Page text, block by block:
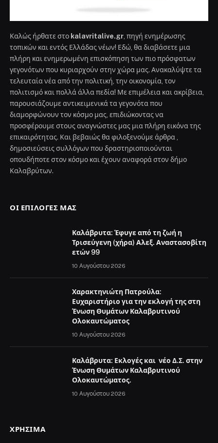
Καλώς ήρθατε στο kalavritalive.gr, πηγή ενημέρωσης
τοπικών και εντός Ελλάδας νέων! Εδώ, θα διαβάσετε μια
πλήρη και ενημερωμένη επισκόπηση των πιο πρόσφατων
γεγονότων που κυριαρχούν στην χώρα μας. Ανακαλύψτε τα
τελευταία νέα από την πολιτική, την οικονομία, τον
πολιτισμό και πολλά άλλα πεδία! Με επιμέλεια και ακρίβεια,
παρουσιάζουμε αντικειμενικά τα γεγονότα που
διαμορφώνουν τον κόσμο μας, επιδιώκοντας να
προσφέρουμε στους αναγνώστες μας μια πλήρη εικόνα της
επικαιρότητας. Και βεβαιώς θα φιλοξενούμε άρθρα ,
δημοσιεύσεις συλλόγων που δραστηριοποιούνται
οπουδήποτε στον κόσμο και έχουν αναφορά στον δήμο
Καλαβρύτων.
ΟΙ ΕΠΙΛΟΓΈΣ ΜΑΣ
Καλάβρυτα: Έφυγε από τη ζωή η
Τρισεύγενη (χήρα) Αλεξ. Αναστασοβίτη
ετών 99
10 Αυγούστου 2026
Χαρακτηνιώτη Πατρούλα:
Ευχαριστήριο για την εκλογή της στη
Ένωση Θυμάτων Καλαβρυτινού
Ολοκαυτώματος
10 Αυγούστου 2026
Καλάβρυτα: Εκλογές και νέο Δ.Σ. στην
Ένωση Θυμάτων Καλαβρυτινού
Ολοκαυτώματος.
10 Αυγούστου 2026
ΧΡΉΣΙΜΑ